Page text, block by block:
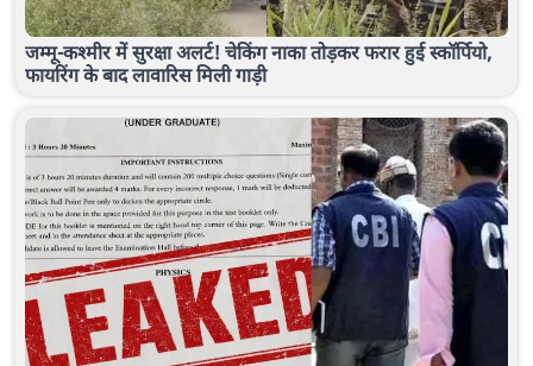
जम्मू-कश्मीर में सुरक्षा अलर्ट! चेकिंग नाका तोड़कर फरार हुई स्कॉर्पियो,
फायरिंग के बाद लावारिस मिली गाड़ी